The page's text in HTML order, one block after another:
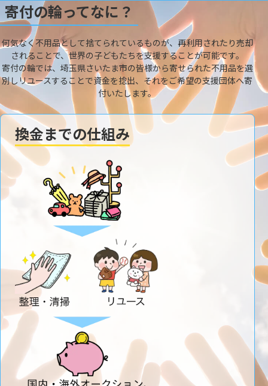
寄付の輪ってなに？
何気なく不用品として捨てられているものが、再利用されたり売却
されることで、世界の子どもたちを支援することが可能です。
寄付の輪では、埼玉県さいたま市の皆様から寄せられた不用品を選
別しリユースすることで資金を捻出、それをご希望の支援団体へ寄
付いたします。
換金までの仕組み